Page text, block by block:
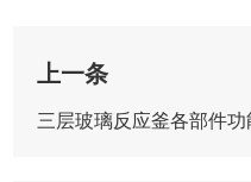
上一条
三层玻璃反应釜各部件